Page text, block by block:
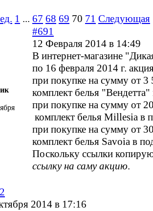
1 ... 67 68 69 70 71 Следующая
#691
12 Февраля 2014 в 14:49
В интернет-магазине
по 16 февраля 2014 г.
при покупке на сумму от 3
комплект белья "Вендетта"
при покупке на сумму от
комплект белья Millesia в
при покупке на сумму от
комплект белья Savoia в
Поскольку ссылки
ссылку на саму акцию.
2014 в 17:16